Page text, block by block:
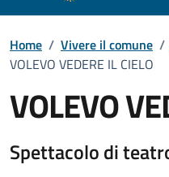
Home / Vivere il comune /
VOLEVO VEDERE IL CIELO
VOLEVO
Dettaglio
Spettacolo di